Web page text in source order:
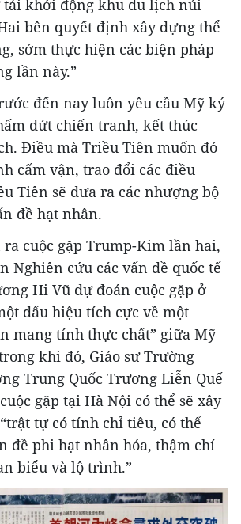
khởi động khu du lịch núi
bên quyết định xây dựng thể
sớm thực hiện các biện pháp
lần này.”
đến nay luôn yêu cầu Mỹ ký
dứt chiến tranh, kết thúc
Điều mà Triều Tiên muốn đó
cấm vận, trao đổi các điều
Tiên sẽ đưa ra các nhượng bộ
đề hạt nhân.
cuộc gặp Trump-Kim lần hai,
Nghiên cứu các vấn đề quốc tế
Hi Vũ dự đoán cuộc gặp ở
dấu hiệu tích cực về một
mang tính thực chất” giữa Mỹ
khi đó, Giáo sư Trường
Trung Quốc Trương Liễn Quế
gặp tại Hà Nội có thể sẽ xây
tự có tính chỉ tiêu, có thể
đề phi hạt nhân hóa, thậm chí
biểu và lộ trình.”